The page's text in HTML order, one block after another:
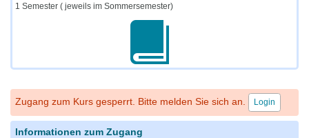
1 Semester ( jeweils im Sommersemester)
Zugang zum Kurs gesperrt. Bitte melden Sie sich an. Login
Informationen zum Zugang